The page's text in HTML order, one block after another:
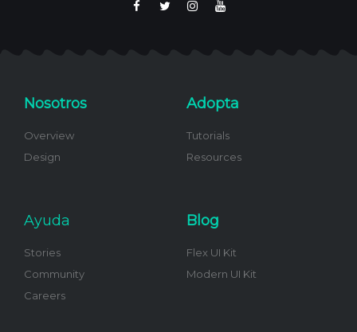
F
a
T I
n
m
Y
o
Nosotros
Overview
Design
Adopta
Tutorials
Resources
Ayuda
Stories
Community
Careers
Blog
Flex UI Kit
Modern UI Kit